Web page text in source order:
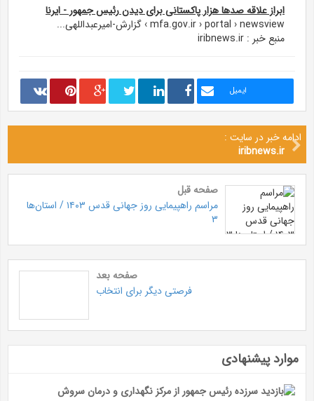
ابراز علاقه صدها هزار پاکستانی برای دیدن رئیس جمهور - ایرنا
mfa.gov.ir › portal › newsview › گزارش-امیرعبداللهی...
منبع خبر : iribnews.ir
ایمیل
ادامه خبر در سایت :
iribnews.ir
صفحه قبل
مراسم راهپیمایی روز جهانی قدس ۱۴۰۳ / استان‌ها
۳
صفحه بعد
فرصتی دیگر برای انتخاب
موارد پیشنهادی